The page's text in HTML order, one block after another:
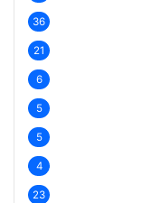
36
21
6
5
5
4
23